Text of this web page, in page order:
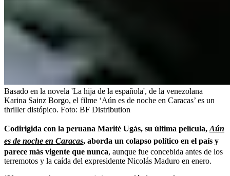
Basado en la novela 'La hija de la española', de la venezolana
Karina Sainz Borgo, el filme ‘Aún es de noche en Caracas’ es un
thriller distópico. Foto: BF Distribution
Codirigida con la peruana Marité Ugás, su última película, Aún
es de noche en Caracas, aborda un colapso político en el país y
parece más vigente que nunca, aunque fue concebida antes de los
terremotos y la caída del expresidente Nicolás Maduro en enero.